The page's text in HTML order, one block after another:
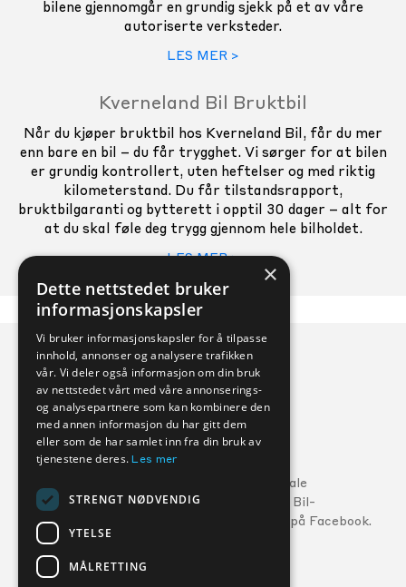
bilene gjennomgår en grundig sjekk på et av våre
autoriserte verksteder.
LES MER >
Kverneland Bil Bruktbil
Når du kjøper bruktbil hos Kverneland Bil, får du mer
enn bare en bil – du får trygghet. Vi sørger for at bilen
er grundig kontrollert, uten heftelser og med riktig
kilometerstand. Du får tilstandsrapport,
bruktbilgaranti og bytterett i opptil 30 dager – alt for
at du skal føle deg trygg gjennom hele bilholdet.
LES MER >
Veihjelp:
MG: 22 22 27 15
Volvo: 800 30 060
Følg din lokale
Kverneland Bil-
forhandler på Facebook.
×
Dette nettstedet bruker
informasjonskapsler
Vi bruker informasjonskapsler for å tilpasse
innhold, annonser og analysere trafikken
vår. Vi deler også informasjon om din bruk
av nettstedet vårt med våre annonserings-
og analysepartnere som kan kombinere den
med annen informasjon du har gitt dem
eller som de har samlet inn fra din bruk av
tjenestene deres.Les mer
STRENGT NØDVENDIG
YTELSE
MÅLRETTING